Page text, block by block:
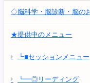
◇脳科学・脳診断・脳の
★提供中のメニュー
┗■セッションメニュー
┗━◎リーディング